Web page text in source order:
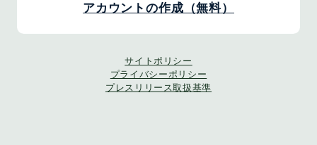
アカウントの作成（無料）
サイトポリシー
プライバシーポリシー
プレスリリース取扱基準